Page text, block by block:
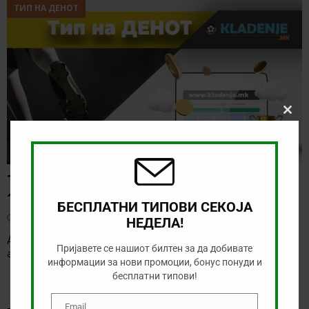
ТИП НА ДЕНОТ
ТИП НА ДЕНОТ (07.08.2026,
19:00) САНДЕФЈОРД – КФУМ
Денес нема солидна понуда за обложување, а ние ќе го
анализираме дуелот од норвешката лига[…]
Close
БЕСПЛАТНИ ТИПОВИ СЕКОЈА
НЕДЕЛА!
Пријавете се нашиот билтен за да добивате
информации за нови промоции, бонус понуди и
бесплатни типови!
Email